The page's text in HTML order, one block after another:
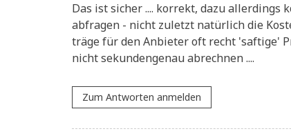
Das ist sicher .... kor­rekt, dazu
ab­fra­gen - nicht zuletzt natür­lich die
trä­ge für den Anbie­ter oft recht 'saf­ti­ge'
nicht sekun­den­ge­nau abrechnen ....
Zum Antworten anmelden